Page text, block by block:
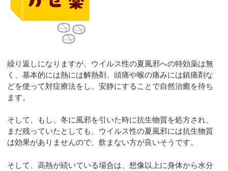
繰り返しになりますが、ウイルス性の夏風邪への特効薬は無
く、基本的には熱には解熱剤、頭痛や喉の痛みには鎮痛剤な
どを使って対症療法をし、安静にすることで自然治癒を待ち
ます。
そして、もし、冬に風邪を引いた時に抗生物質を処方され、
まだ残っていたとしても、ウイルス性の夏風邪には抗生物質
は効果がありませんので、飲まない方が良いそうです。
そして、高熱が続いている場合は、想像以上に身体から水分